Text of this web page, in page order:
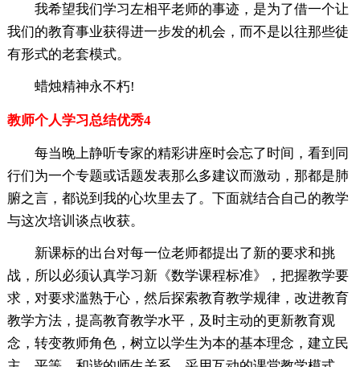
我希望我们学习左相平老师的事迹，是为了借一个让
我们的教育事业获得进一步发的机会，而不是以往那些徒
有形式的老套模式。
蜡烛精神永不朽!
教师个人学习总结优秀4
每当晚上静听专家的精彩讲座时会忘了时间，看到同
行们为一个专题或话题发表那么多建议而激动，那都是肺
腑之言，都说到我的心坎里去了。下面就结合自己的教学
与这次培训谈点收获。
新课标的出台对每一位老师都提出了新的要求和挑
战，所以必须认真学习新《数学课程标准》，把握教学要
求，对要求滥熟于心，然后探索教育教学规律，改进教育
教学方法，提高教育教学水平，及时主动的更新教育观
念，转变教师角色，树立以学生为本的基本理念，建立民